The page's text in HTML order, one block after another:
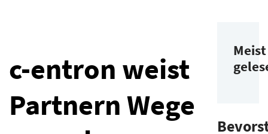
c-entron weist
Partnern Wege
Meist